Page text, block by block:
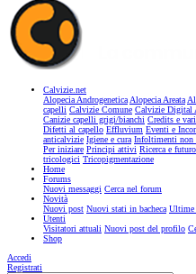
Calvizie.net
Alopecia AndrogeneticaAlopecia Areata
capelli Calvizie Comune Calvizie Digital
Canizie capelli grigi/bianchi Credits e
Difetti al capello Effluvium Eventi e
anticalvizie Igiene e cura Infoltimenti non
Per iniziare Principi attivi Ricerca e futuro
tricologici Tricopigmentazione
Home
Forums
Nuovi messaggi Cerca nel forum
Novità
Nuovi post Nuovi stati in bacheca Ultime
Utenti
Visitatori attuali Nuovi post del profilo
Shop
Accedi
Registrati